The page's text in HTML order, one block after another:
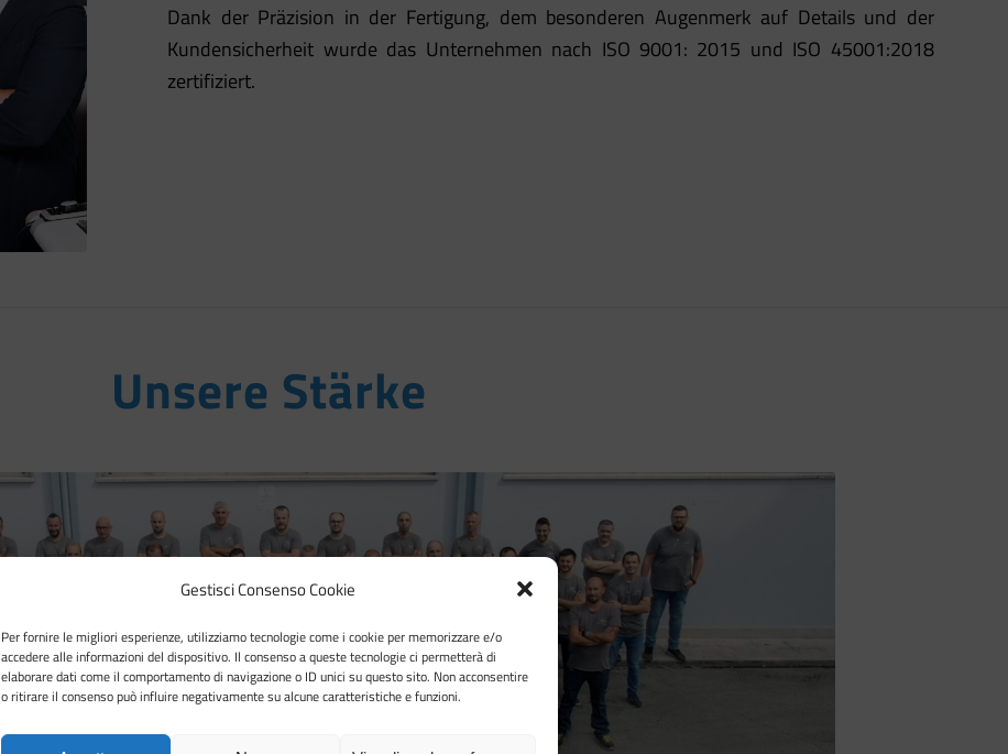
Gestisci Consenso Cookie
Per fornire le migliori esperienze, utilizziamo tecnologie come i cookie per memorizzare e/o
accedere alle informazioni del dispositivo. Il consenso a queste tecnologie ci permetterà di
elaborare dati come il comportamento di navigazione o ID unici su questo sito. Non acconsentire
o ritirare il consenso può influire negativamente su alcune caratteristiche e funzioni.
Dank der Präzision in der Fertigung, dem besonderen Augenmerk auf Details und der
Kundensicherheit wurde das Unternehmen nach ISO 9001: 2015 und ISO 45001:2018
zertifiziert.
Unsere Stärke